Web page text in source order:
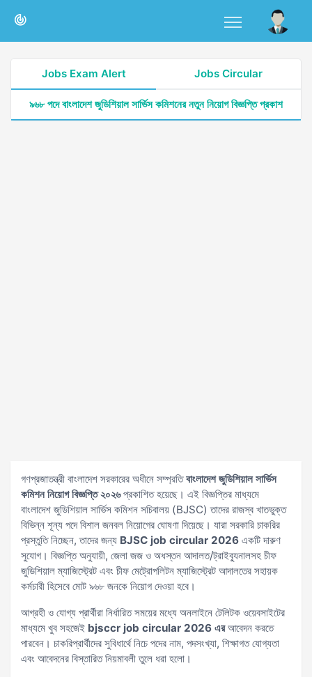
Jobs Exam Alert Jobs Circular
৯৬৮ পদে বাংলাদেশ জুডিশিয়াল সার্ভিস কমিশনের নতুন নিয়োগ বিজ্ঞপ্তি প্রকাশ
গণপ্রজাতন্ত্রী বাংলাদেশ সরকারের অধীনে সম্প্রতিবাংলাদেশ জুডিশিয়াল সার্ভিস
কমিশন নিয়োগ বিজ্ঞপ্তি ২০২৬প্রকাশিত হয়েছে। এই বিজ্ঞপ্তির মাধ্যমে
বাংলাদেশ জুডিশিয়াল সার্ভিস কমিশন সচিবালয় (BJSC) তাদের রাজস্ব খাতভুক্ত
বিভিন্ন শূন্য পদে বিশাল জনবল নিয়োগের ঘোষণা দিয়েছে। যারা সরকারি চাকরির
প্রস্তুতি নিচ্ছেন, তাদের জন্য BJSC job circular 2026 একটি দারুণ
সুযোগ। বিজ্ঞপ্তি অনুযায়ী, জেলা জজ ও অধস্তন আদালত/ট্রাইব্যুনালসহ চীফ
জুডিশিয়াল ম্যাজিস্ট্রেট এবং চীফ মেট্রোপলিটন ম্যাজিস্ট্রেট আদালতের সহায়ক
কর্মচারী হিসেবে মোট ৯৬৮ জনকে নিয়োগ দেওয়া হবে।
আগ্রহী ও যোগ্য প্রার্থীরা নির্ধারিত সময়ের মধ্যে অনলাইনে টেলিটক ওয়েবসাইটের
মাধ্যমে খুব সহজেই bjsccr job circular 2026 এরআবেদন করতে
পারবেন। চাকরিপ্রার্থীদের সুবিধার্থে নিচে পদের নাম, পদসংখ্যা, শিক্ষাগত যোগ্যতা
এবং আবেদনের বিস্তারিত নিয়মাবলী তুলে ধরা হলো।